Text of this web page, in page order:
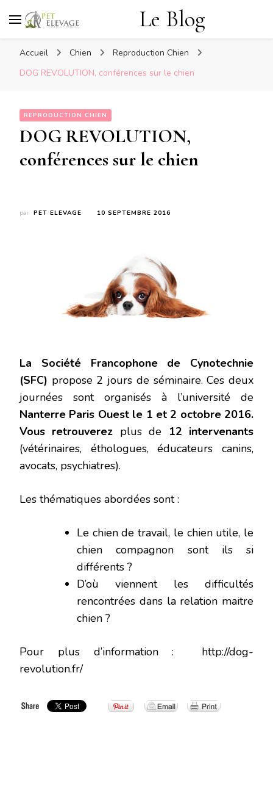
Le Blog
Accueil Chien
Reproduction Chien
DOG REVOLUTION, conférences sur le chien
REPRODUCTION CHIEN
DOG REVOLUTION,
conférences sur le chien
par PET ELEVAGE 10 SEPTEMBRE 2016
La Société Francophone de Cynotechnie
(SFC) propose 2 jours de séminaire. Ces deux
journées sont organisés à l’université de
Nanterre Paris Ouest le 1 et 2 octobre 2016.
Vous retrouverez plus de 12 intervenants
(vétérinaires, éthologues, éducateurs canins,
avocats, psychiatres).
Les thématiques abordées sont :
Le chien de travail, le chien utile, le
chien compagnon sont ils si
différents ?
D’où viennent les difficultés
rencontrées dans la relation maitre
chien ?
Pour plus d’information : http://dog-
revolution.fr/